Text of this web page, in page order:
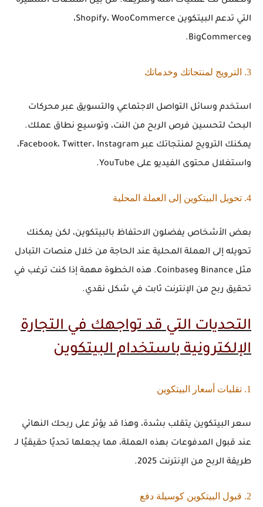
التي تدعم البيتكوين Shopify، WooCommerce،
وBigCommerce.
3. الترويج لمنتجاتك وخدماتك
استخدم وسائل التواصل الاجتماعي والتسويق عبر محركات
البحث لتحسين فرص الربح من النت، وتوسيع نطاق عملك.
يمكنك الترويج لمنتجاتك عبر Facebook، Twitter، Instagram،
واستغلال محتوى الفيديو على YouTube.
4. تحويل البيتكوين إلى العملة المحلية
بعض الأشخاص يفضلون الاحتفاظ بالبيتكوين، لكن يمكنك
تحويله إلى العملة المحلية عند الحاجة من خلال منصات التبادل
مثل Binance وCoinbase. هذه الخطوة مهمة إذا كنت ترغب في
تحقيق ربح من الإنترنت ثابت في شكل نقدي.
التحديات التي قد تواجهك في التجارة
الإلكترونية باستخدام البيتكوين
1. تقلبات أسعار البيتكوين
سعر البيتكوين يتقلب بشدة، وهذا قد يؤثر على ربحك النهائي
عند قبول المدفوعات بهذه العملة، مما يجعلها تحديًا حقيقيًا لـ
طريقة الربح من الإنترنت 2025
.
2. قبول البيتكوين كوسيلة دفع